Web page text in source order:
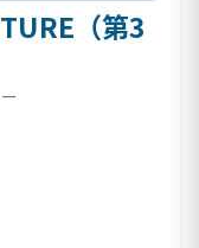
（第3